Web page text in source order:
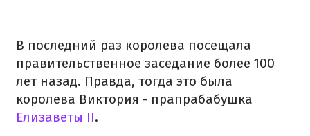
В последний раз королева посещала
правительственное заседание более 100
лет назад. Правда, тогда это была
королева Виктория - прапрабабушка
Елизаветы II.